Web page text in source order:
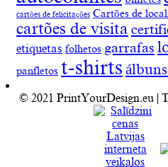
cartões de felicitações Cartões de
cartões de visita
etiquetas folhetos garrafas
panfletos t-shirts
© 2021 PrintYourDesign.eu |